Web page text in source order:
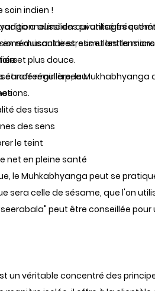
soin indien !
a aussi des avantages
musculaires, stimulant la
et plus douce.
régulière, leMukhabhyanga
indien qui utilisé
en réduisant le stress et les tensions
et raffermir la peau
des tissus
des sens
le teint
net en pleine santé
le Muhkabhyanga peut se
sera celle de sésame, que l'on
peut être conseillée
un véritable concentré des